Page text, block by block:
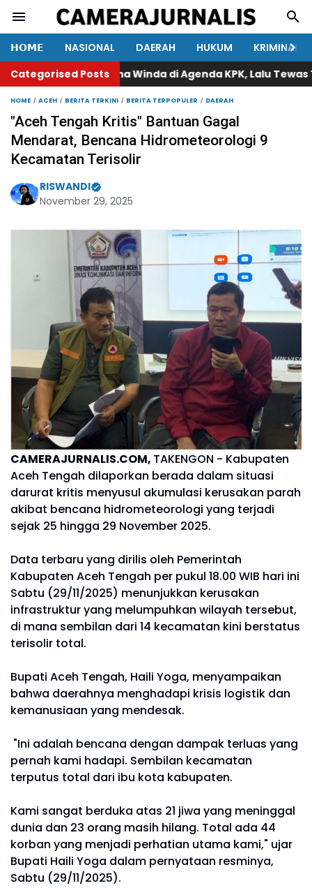
𝗛𝗢𝗠𝗘 NASIONAL DAERAH HUKUM
KRIMINAL
Categorised Posts
Nama Winda di Agenda KPK, Lalu Tewas
HOME ACEH BERITA TERKINI BERITA TERPOPULER DAERAH
"Aceh Tengah Kritis" Bantuan Gagal
Mendarat, Bencana Hidrometeorologi 9
Kecamatan Terisolir
RISWANDI
November 29, 2025
CAMERAJURNALIS.COM, TAKENGON - Kabupaten
Aceh Tengah dilaporkan berada dalam situasi
darurat kritis menyusul akumulasi kerusakan parah
akibat bencana hidrometeorologi yang terjadi
sejak 25 hingga 29 November 2025.
Data terbaru yang dirilis oleh Pemerintah
Kabupaten Aceh Tengah per pukul 18.00 WIB hari ini
Sabtu (29/11/2025) menunjukkan kerusakan
infrastruktur yang melumpuhkan wilayah tersebut,
di mana sembilan dari 14 kecamatan kini berstatus
terisolir total.
Bupati Aceh Tengah, Haili Yoga, menyampaikan
bahwa daerahnya menghadapi krisis logistik dan
kemanusiaan yang mendesak.
"Ini adalah bencana dengan dampak terluas yang
pernah kami hadapi. Sembilan kecamatan
terputus total dari ibu kota kabupaten.
Kami sangat berduka atas 21 jiwa yang meninggal
dunia dan 23 orang masih hilang. Total ada 44
korban yang menjadi perhatian utama kami," ujar
Bupati Haili Yoga dalam pernyataan resminya,
Sabtu (29/11/2025).